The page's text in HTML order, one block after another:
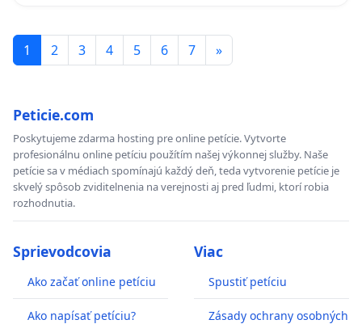
1 2 3 4 5 6 7 »
Peticie.com
Poskytujeme zdarma hosting pre online petície. Vytvorte
profesionálnu online petíciu použítím našej výkonnej služby. Naše
petície sa v médiach spomínajú každý deň, teda vytvorenie petície je
skvelý spôsob zviditelnenia na verejnosti aj pred ľudmi, ktorí robia
rozhodnutia.
Sprievodcovia
Ako začať online petíciu
Ako napísať petíciu?
Viac
Spustiť petíciu
Zásady ochrany osobných